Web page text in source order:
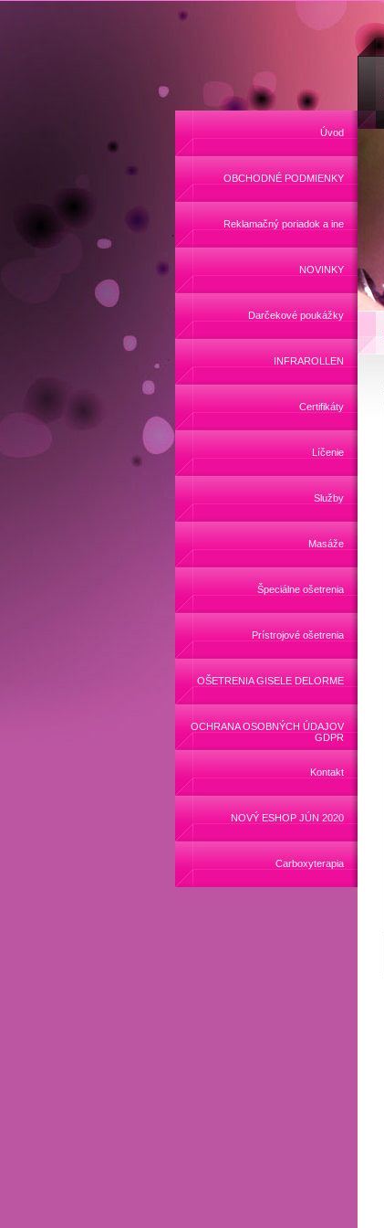
Úvod
OBCHODNÉ PODMIENKY
Reklamačný poriadok a ine
NOVINKY
Darčekové poukážky
INFRAROLLEN
Certifikáty
Líčenie
Služby
Masáže
Špeciálne ošetrenia
Prístrojové ošetrenia
OŠETRENIA GISELE DELORME
OCHRANA OSOBNÝCH ÚDAJOV
GDPR
Kontakt
NOVÝ ESHOP JÚN 2020
Carboxyterapia